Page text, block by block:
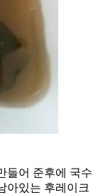
들어 준후에 국수
아있는 후레이크